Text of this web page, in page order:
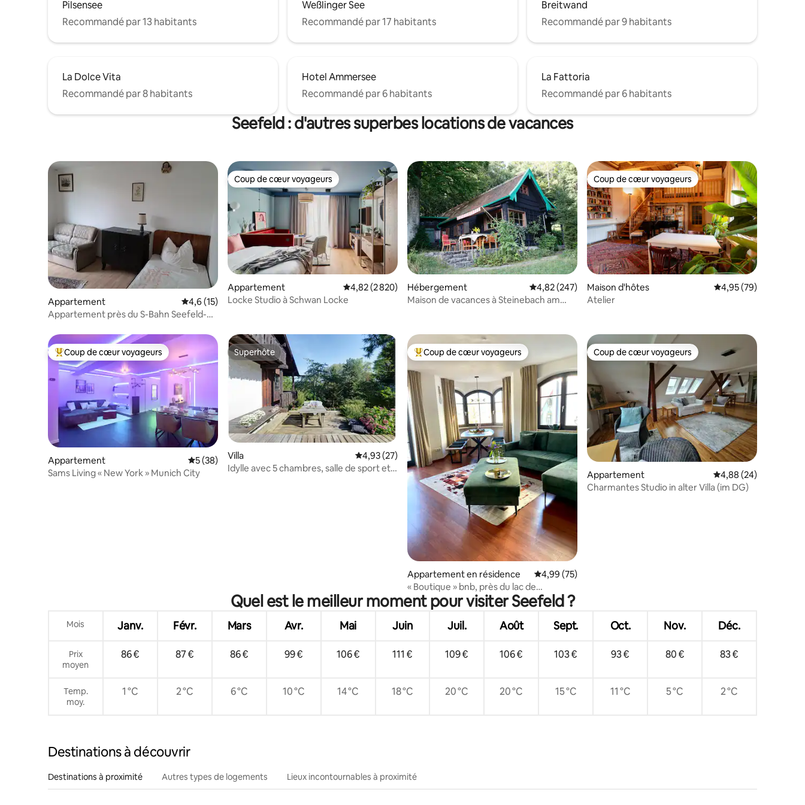
Pilsensee
Recommandé par 13 habitants
Weßlinger See
Recommandé par 17 habitants
Breitwand
Recommandé par 9 habitants
La Dolce Vita
Recommandé par 8 habitants
Hotel Ammersee
Recommandé par 6 habitants
La Fattoria
Recommandé par 6 habitants
Seefeld : d'autres superbes locations de vacances
Appartement Évaluation moyenne sur la base de 15 commentaires : 4,6 sur 5
4,6 (15)
Appartement près du S-Bahn Seefeld-
Coup de cœur voyageurs
Coup de cœur voyageurs
Appartement Évaluation moyenne sur la base de 2 820 commentaires : 4,82 sur 5
4,82 (2 820)
Locke Studio à Schwan Locke
Hébergement Évaluation moyenne sur la base de 247 commentaires : 4,82 sur 5
4,82 (247)
Maison de vacances à Steinebach am
Coup de cœur voyageurs
Coup de cœur voyageurs
Maison d'hôtes Évaluation moyenne
4,95 (79)
Atelier
Coups de cœur voyageurs les plus appréciés
Coup de cœur voyageurs
Appartement Évaluation moyenne sur la base de 38 commentaires : 5 sur 5
5 (38)
Sams Living « New York » Munich City
Superhôte
Superhôte
Villa Évaluation moyenne sur la base de 27 commentaires : 4,93 sur 5
4,93 (27)
Idylle avec 5 chambres, salle de sport et
Coups de cœur voyageurs les plus appréciés
Coup de cœur voyageurs
Appartement en résidence Évaluation moyenne sur la base de 75 commentaires : 4,99 sur 5
4,99 (75)
« Boutique » bnb, près du lac de
Starnberg
Coup de cœur voyageurs
Coup de cœur voyageurs
Appartement Évaluation moyenne
4,88 (24)
Charmantes Studio in alter Villa (im DG)
Quel est le meilleur moment pour visiter Seefeld ?
Mois Janv. Févr. Mars Avr. Mai Juin Juil. Août Sept. Oct. Nov. Déc.
Prix
moyen
86 € 87 € 86 € 99 € 106 € 111 € 109 € 106 € 103 € 93 € 80 € 83 €
Temp.
moy.
1 °C 2 °C 6 °C 10 °C 14 °C 18 °C 20 °C 20 °C 15 °C 11 °C 5 °C 2 °C
Destinations à découvrir
Destinations à proximité Autres types de logements Lieux incontournables à proximité